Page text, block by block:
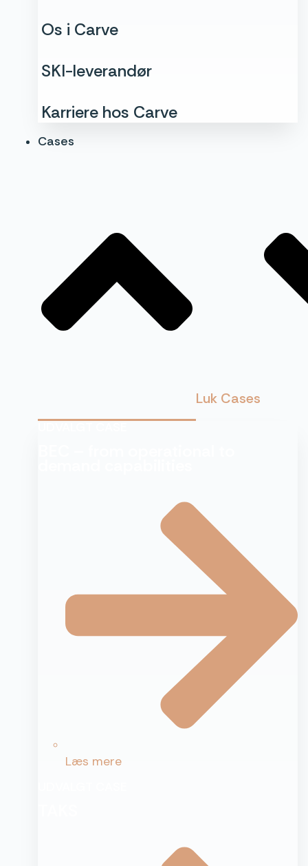
Os i Carve
SKI-leverandør
Karriere hos Carve
Cases
Luk Cases
Læs mere